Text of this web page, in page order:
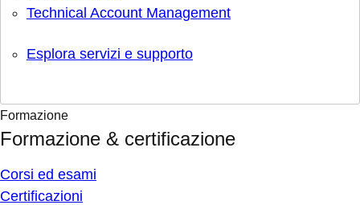
Technical Account Management
Esplora servizi e supporto
Formazione
Formazione & certificazione
Corsi ed esami
Certificazioni